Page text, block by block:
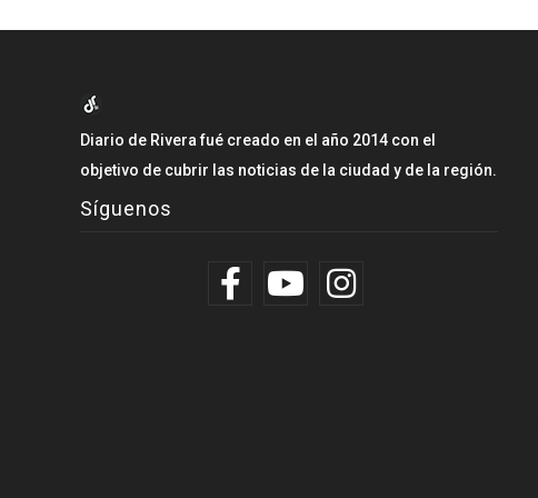
Diario de Rivera fué creado en el año 2014 con el
objetivo de cubrir las noticias de la ciudad y de la región.
Síguenos